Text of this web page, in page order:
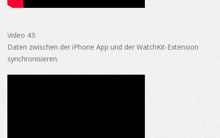
Video 43:
Daten zwischen der iPhone App und der WatchKit-Extension
synchronisieren.